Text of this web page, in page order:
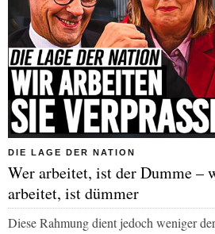
DIE LAGE DER NATION
Wer arbeitet, ist der Dumme –
arbeitet, ist dümmer
Diese Rahmung dient jedoch weniger